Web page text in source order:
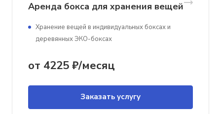
Аренда бокса для хранения вещей
Хранение вещей в индивидуальных боксах и
деревянных ЭКО-боксах
от 4225 ₽/месяц
Заказать услугу